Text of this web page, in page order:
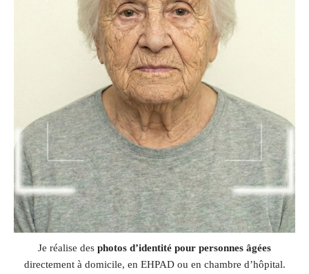
Je réalise des photos d’identité pour personnes âgées
directement à domicile, en EHPAD ou en chambre d’hôpital.